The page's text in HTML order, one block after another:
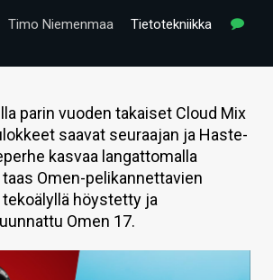
Timo Niemenmaa
Tietotekniikka
parin vuoden takaiset Cloud Mix
saavat seuraajan ja Haste-
kasvaa langattomalla
Omen-pelikannettavien
höystetty ja
Omen 17.